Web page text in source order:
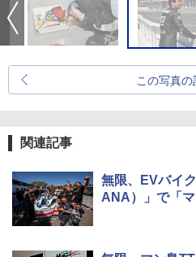
この写真の
関連記事
無限、EVバイ
ANA）」で「